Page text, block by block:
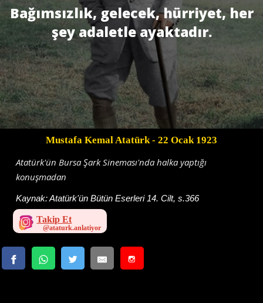
Bağımsızlık, gelecek, hürriyet, her
şey adaletle ayaktadır.
Mustafa Kemal Atatürk - 22 Ocak 1923
Atatürk'ün Bursa Şark Sineması'nda halka yaptığı
konuşmadan
Kaynak:Atatürk'ün Bütün Eserleri 14. Cilt, s.366
Takip Et